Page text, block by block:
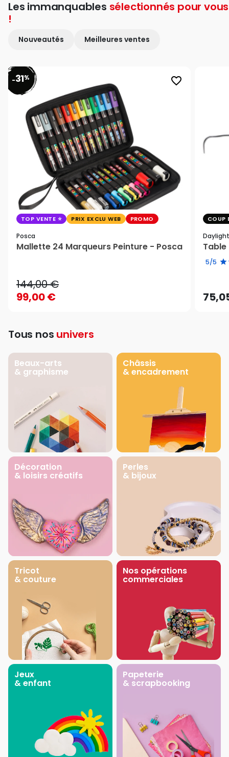
Les immanquables sélectionnés pour vous
!
Nouveautés Meilleures ventes
favorite_border
-31%
TOP VENTE PRIX EXCLU WEB PROMO
Posca
Mallette 24 Marqueurs Peinture - Posca
144,00 €
99,00 €
COUP
Daylight
Table
5/5
Tous nos univers
Beaux-arts
& graphisme
Châssis
& encadrement
Décoration
& loisirs créatifs
Perles
& bijoux
Tricot
& couture
Nos opérations
commerciales
Jeux
& enfant
Papeterie
& scrapbooking